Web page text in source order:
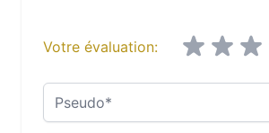
Votre évaluation:
Pseudo